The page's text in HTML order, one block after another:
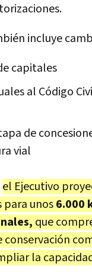
incluye
capitales
al Código
de
vial
el Ejecutivo
para unos6.000
que
la